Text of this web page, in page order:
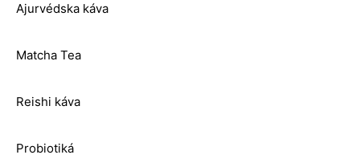
Ajurvédska káva
Matcha Tea
Reishi káva
Probiotiká